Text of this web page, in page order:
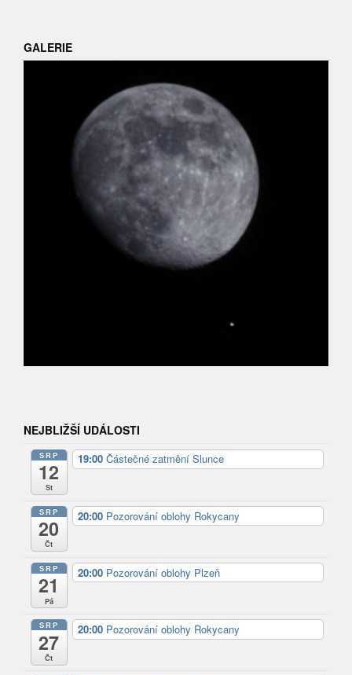
GALERIE
NEJBLIŽŠÍ UDÁLOSTI
SRP
12
St
19:00 Částečné zatmění Slunce
SRP
20
Čt
20:00 Pozorování oblohy Rokycany
SRP
21
Pá
20:00 Pozorování oblohy Plzeň
SRP
27
Čt
20:00 Pozorování oblohy Rokycany